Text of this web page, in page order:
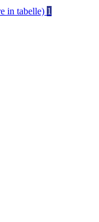
in tabelle) 1